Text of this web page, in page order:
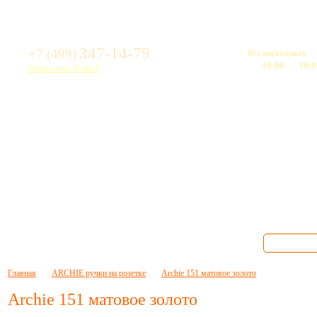
+7 (499) 347-14-79
Отправить E-mail
без выходных
10:00
Главная ARCHIE ручки на розетке Archie 151 матовое золото
Archie 151 матовое золото